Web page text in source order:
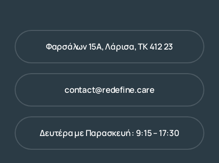
Φαρσάλων 15Α, Λάρισα, ΤΚ 412 23
contact@redefine.care
Δευτέρα με Παρασκευή : 9:15 – 17:30